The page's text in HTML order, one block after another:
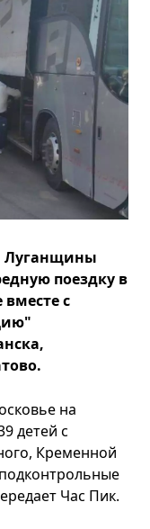
Луганщины
поездку в
с
на
детей с
Кременной
Час Пик.